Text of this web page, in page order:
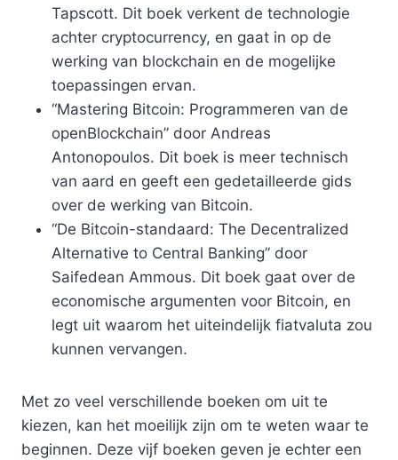
Tapscott. Dit boek verkent de technologie
achter cryptocurrency, en gaat in op de
werking van blockchain en de mogelijke
toepassingen ervan.
“Mastering Bitcoin: Programmeren van de
openBlockchain” door Andreas
Antonopoulos. Dit boek is meer technisch
van aard en geeft een gedetailleerde gids
over de werking van Bitcoin.
“De Bitcoin-standaard: The Decentralized
Alternative to Central Banking” door
Saifedean Ammous. Dit boek gaat over de
economische argumenten voor Bitcoin, en
legt uit waarom het uiteindelijk fiatvaluta zou
kunnen vervangen.
Met zo veel verschillende boeken om uit te
kiezen, kan het moeilijk zijn om te weten waar te
beginnen. Deze vijf boeken geven je echter een